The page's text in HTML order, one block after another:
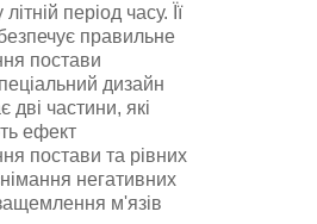
період часу. Її
правильне
постави
дизайн
дві частини, які
ефект
постави та рівних
негативних
защемлення м'язів